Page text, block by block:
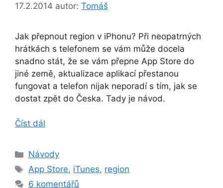
17.2.2014 autor: Tomáš
Jak přepnout region v iPhonu? Při neopatrných
hrátkách s telefonem se vám může docela
snadno stát, že se vám přepne App Store do
jiné země, aktualizace aplikací přestanou
fungovat a telefon nijak neporadí s tím, jak se
dostat zpět do Česka. Tady je návod.
Číst dál
Rubriky
Návody
Štítky
App Store, iTunes, region
6 komentářů